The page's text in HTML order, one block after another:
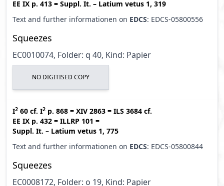
EE IX p. 413 = Suppl. It. – Latium vetus 1, 319
Text and further informationen on EDCS: EDCS-05800556
Squeezes
EC0010074, Folder: q 40, Kind: Papier
NO DIGITISED COPY
I2 60 cf. I2 p. 868 = XIV 2863 = ILS 3684 cf.
EE IX p. 432 = ILLRP 101 =
Suppl. It. – Latium vetus 1, 775
Text and further informationen on EDCS: EDCS-05800844
Squeezes
EC0008172, Folder: o 19, Kind: Papier